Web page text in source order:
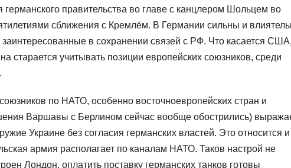
правительства во главе с канцлером Шольцем во
сближения с Кремлём. В Германии сильны и
в сохранении связей с РФ. Что касается США,
старается учитывать позиции европейских союзников, среди
по НАТО, особенно восточноевропейских стран и
Варшавы с Берлином сейчас вообще обострились)
Украине без согласия германских властей. Это относится и
армия располагает по каналам НАТО. Таков настрой не
Лондон, оплатить поставку германских танков готовы